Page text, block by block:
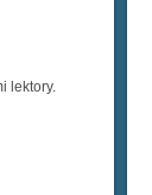
lektory.